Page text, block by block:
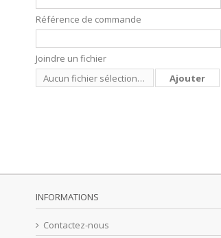
Référence de commande
Joindre un fichier
Aucun fichier sélectionné
Ajouter
INFORMATIONS
Contactez-nous